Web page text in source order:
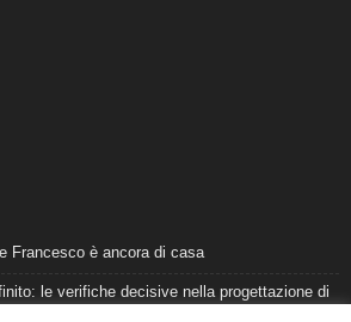
Francesco è ancora di casa
le verifiche decisive nella progettazione di